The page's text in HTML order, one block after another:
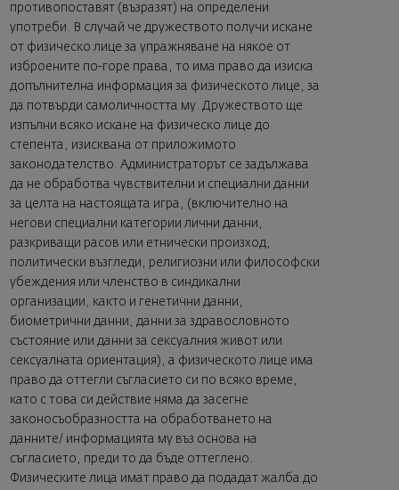
противопоставят (възразят) на определени
употреби. В случай че дружеството получи искане
от физическо лице за упражняване на някое от
изброените по-горе права, то има право да изиска
допълнителна информация за физическото лице, за
да потвърди самоличността му. Дружеството ще
изпълни всяко искане на физическо лице до
степента, изисквана от приложимото
законодателство. Администраторът се задължава
да не обработва чувствителни и специални данни
за целта на настоящата игра, (включително на
негови специални категории лични данни,
разкриващи расов или етнически произход,
политически възгледи, религиозни или философски
убеждения или членство в синдикални
организации, както и генетични данни,
биометрични данни, данни за здравословното
състояние или данни за сексуалния живот или
сексуалната ориентация), а физическото лице има
право да оттегли съгласието си по всяко време,
като с това си действие няма да засегне
законосъобразността на обработването на
данните/ информацията му въз основа на
съгласието, преди то да бъде оттеглено.
Физическите лица имат право да подадат жалба до